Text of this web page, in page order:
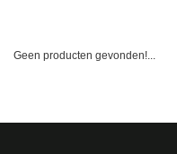
Geen producten gevonden!...